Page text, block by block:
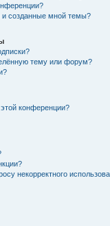
и созданные мной темы?
тему или форум?
конференции?
некорректного